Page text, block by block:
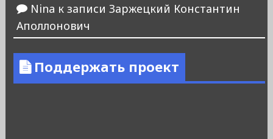
Nina к записи Заржецкий Константин
Аполлонович
Поддержать проект